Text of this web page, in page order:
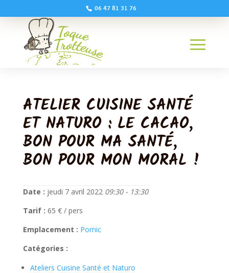
06 47 81 31 76
ATELIER CUISINE SANTÉ
ET NATURO : LE CACAO,
BON POUR MA SANTÉ,
BON POUR MON MORAL !
Date : jeudi 7 avril 2022 09:30 - 13:30
Tarif : 65 € / pers
Emplacement : Pornic
Catégories :
Ateliers Cuisine Santé et Naturo